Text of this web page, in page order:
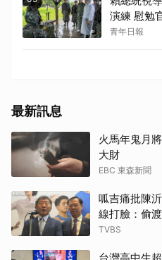
演練 慰勉
青年日報
最新訊息
火馬年鬼月
大財
EBC 東森新聞
呱吉痛批陳
線打臉：偷
TVBS
台灣高中生